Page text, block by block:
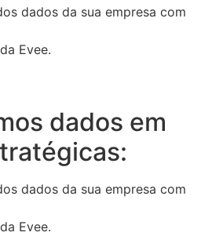
dados da sua empresa com
Evee.
dados em
dados da sua empresa com
Evee.